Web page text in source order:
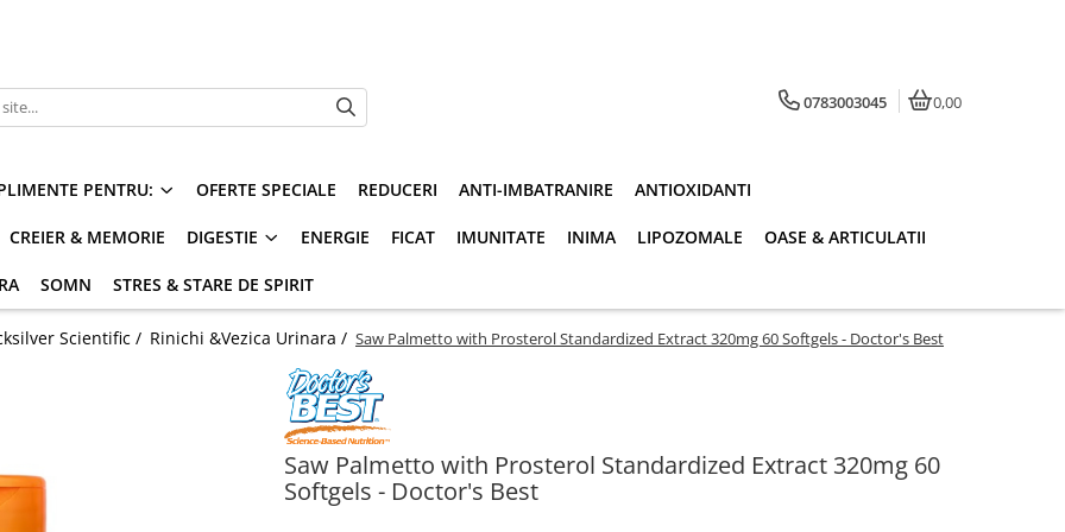
0783003045 0,00
PENTRU: OFERTE SPECIALE REDUCERI ANTI-IMBATRANIRE ANTIOXIDANTI
CREIER & MEMORIE DIGESTIE ENERGIE FICAT IMUNITATE INIMA LIPOZOMALE OASE & ARTICULATII
SOMN STRES & STARE DE SPIRIT
Scientific / Rinichi &Vezica Urinara / Saw Palmetto with Prosterol Standardized Extract 320mg 60 Softgels - Doctor's Best
Saw Palmetto with Prosterol Standardized Extract 320mg 60
Softgels - Doctor's Best